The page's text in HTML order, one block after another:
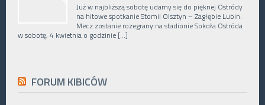
Już w najbliższą sobotę udamy się do pięknej Ostródy
na hitowe spotkanie Stomil Olsztyn – Zagłębie Lubin.
Mecz zostanie rozegrany na stadionie Sokoła Ostróda
w sobotę, 4 kwietnia o godzinie […]
FORUM KIBICÓW